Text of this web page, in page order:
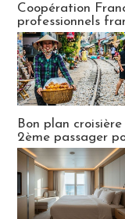
Coopération
professionnels
Bon plan
2ème passager